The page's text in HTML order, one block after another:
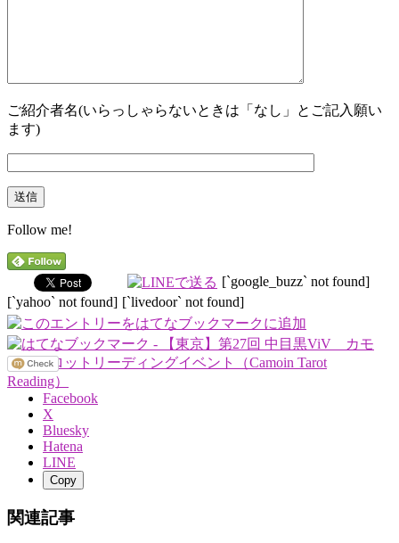
ご紹介者名(いらっしゃらないときは「なし」とご記入願い
ます)
Follow me!
[`google_buzz` not found]
[`yahoo` not found] [`livedoor` not found]
Facebook
X
Bluesky
Hatena
LINE
Copy
関連記事